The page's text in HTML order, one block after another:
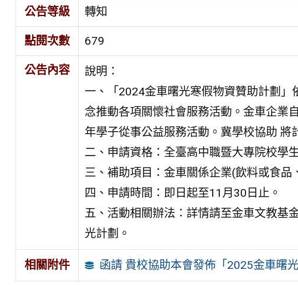
公告等級 轉知
點閱次數 679
公告內容
說明：
一、「2024金車曙光寒假物資贊助計劃
念推動各項關懷社會服務活動。金車企業
年學子從事公益服務活動。冀學校協助 將
二、申請資格：全臺高中職暨大專院校學
三、補助項目：金車關係企業(飲料或食品
四、申請時間：即日起至11月30日止。
五、活動相關辦法：詳情請至金車文教
光計劃。
相關附件 函請 貴校協助本會發佈「2025金車曙